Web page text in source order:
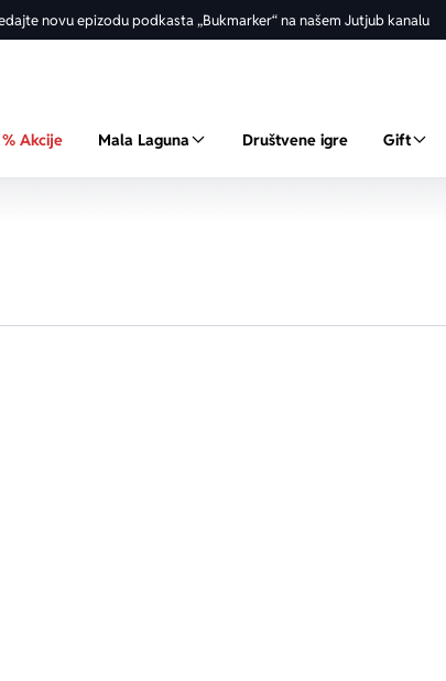
novu epizodu podkasta „Bukmarker“ na našem Jutjub kanalu
% Akcije Mala Laguna Društvene igre Gift